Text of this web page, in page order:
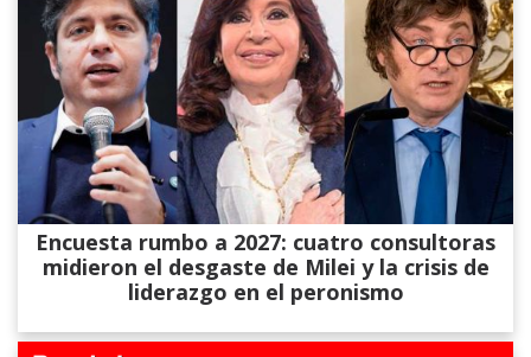
Encuesta rumbo a 2027: cuatro consultoras
midieron el desgaste de Milei y la crisis de
liderazgo en el peronismo